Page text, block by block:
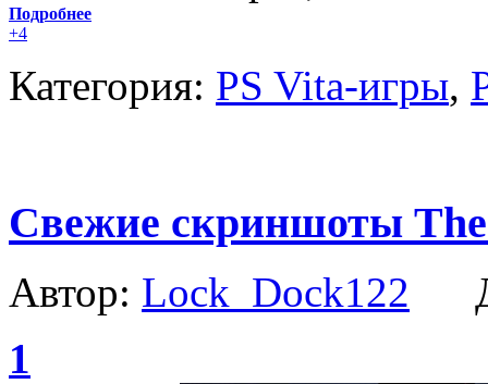
Подробнее
+4
Категория: PS Vita-игры,
Свежие скриншоты
Автор: Lock_Dock122
1